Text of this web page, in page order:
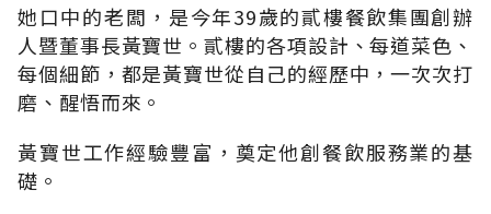
她口中的老闆，是今年39歲的貳樓餐飲集團創辦
人暨董事長黃寶世。貳樓的各項設計、每道菜色、
每個細節，都是黃寶世從自己的經歷中，一次次打
磨、醒悟而來。
黃寶世工作經驗豐富，奠定他創餐飲服務業的基
礎。